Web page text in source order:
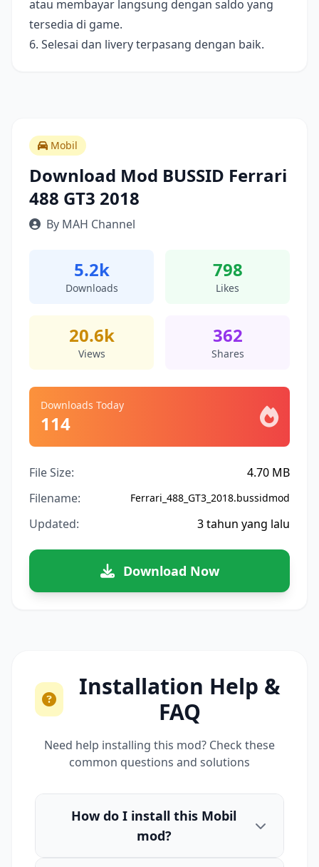
atau membayar langsung dengan saldo yang
tersedia di game.
6. Selesai dan livery terpasang dengan baik.
Mobil
Download Mod BUSSID Ferrari
488 GT3 2018
By MAH Channel
5.2k
Downloads
798
Likes
20.6k
Views
362
Shares
Downloads Today
114
File Size:
4.70 MB
Filename:
Ferrari_488_GT3_2018.bussidmod
Updated: 3 tahun yang lalu
Download Now
Installation Help &
FAQ
Need help installing this mod? Check these
common questions and solutions
How do I install this Mobil
mod?